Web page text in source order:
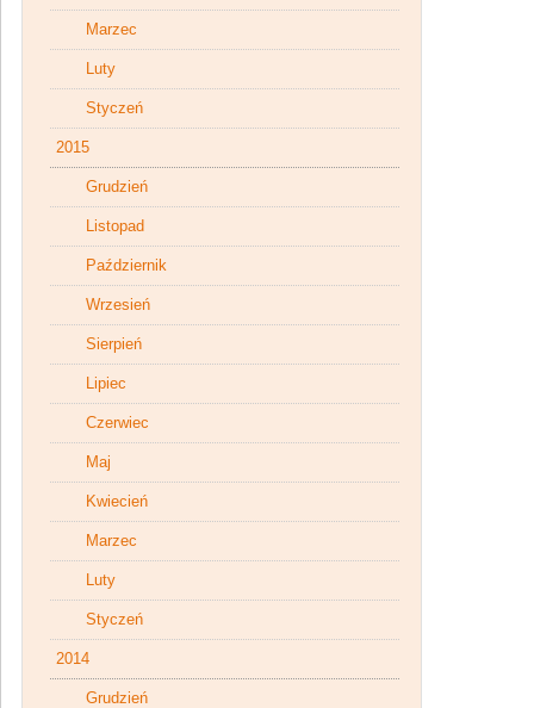
Marzec
Luty
Styczeń
2015
Grudzień
Listopad
Październik
Wrzesień
Sierpień
Lipiec
Czerwiec
Maj
Kwiecień
Marzec
Luty
Styczeń
2014
Grudzień